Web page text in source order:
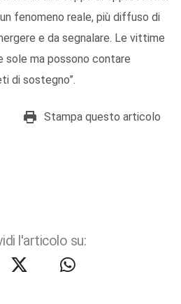
fenomeno reale, più diffuso di
e da segnalare. Le vittime
sole ma possono contare
di sostegno”.
Stampa questo articolo
l'articolo su: